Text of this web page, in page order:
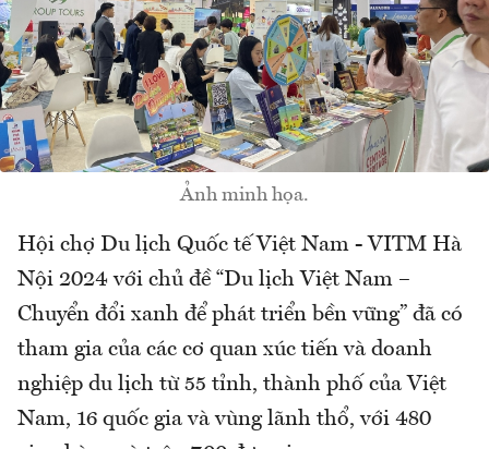
Ảnh minh họa.
Hội chợ Du lịch Quốc tế Việt Nam - VITM Hà
Nội 2024 với chủ đề “Du lịch Việt Nam –
Chuyển đổi xanh để phát triển bền vững” đã có
tham gia của các cơ quan xúc tiến và doanh
nghiệp du lịch từ 55 tỉnh, thành phố của Việt
Nam, 16 quốc gia và vùng lãnh thổ, với 480